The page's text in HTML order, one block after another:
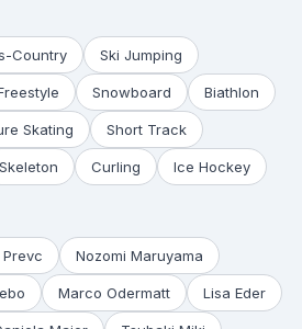
Country Ski Jumping
Snowboard Biathlon
Skating Short Track
Skeleton Curling Ice Hockey
Nozomi Maruyama
Marco Odermatt Lisa Eder